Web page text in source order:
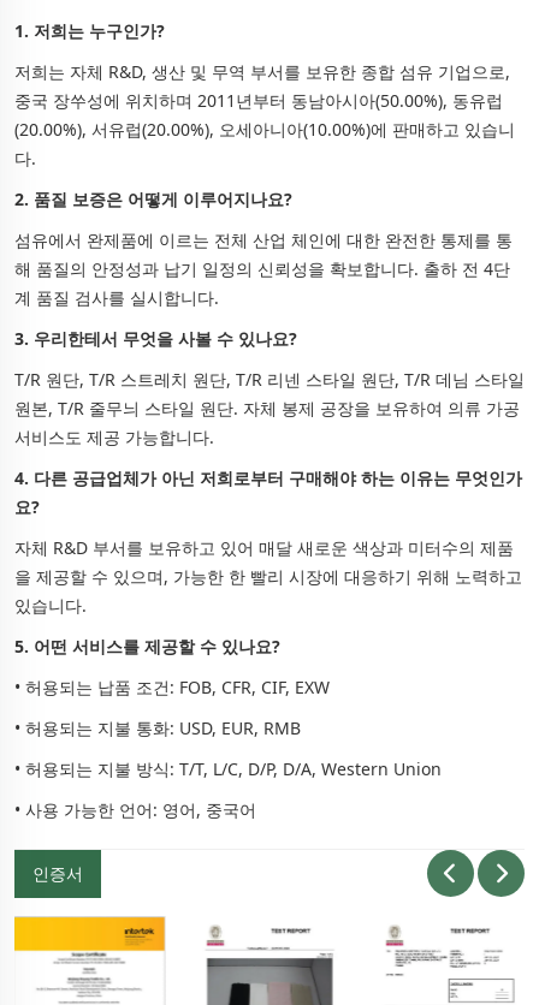
1. 저희는 누구인가?
저희는 자체 R&D, 생산 및 무역 부서를 보유한 종합 섬유 기업으로,
중국 장쑤성에 위치하며 2011년부터 동남아시아(50.00%), 동유럽
(20.00%), 서유럽(20.00%), 오세아니아(10.00%)에 판매하고 있습니
다.
2. 품질 보증은 어떻게 이루어지나요?
섬유에서 완제품에 이르는 전체 산업 체인에 대한 완전한 통제를 통
해 품질의 안정성과 납기 일정의 신뢰성을 확보합니다. 출하 전 4단
계 품질 검사를 실시합니다.
3. 우리한테서 무엇을 사볼 수 있나요?
T/R 원단, T/R 스트레치 원단, T/R 리넨 스타일 원단, T/R 데님 스타일
원본, T/R 줄무늬 스타일 원단. 자체 봉제 공장을 보유하여 의류 가공
서비스도 제공 가능합니다.
4. 다른 공급업체가 아닌 저희로부터 구매해야 하는 이유는 무엇인가
요?
자체 R&D 부서를 보유하고 있어 매달 새로운 색상과 미터수의 제품
을 제공할 수 있으며, 가능한 한 빨리 시장에 대응하기 위해 노력하고
있습니다.
5. 어떤 서비스를 제공할 수 있나요?
• 허용되는 납품 조건: FOB, CFR, CIF, EXW
• 허용되는 지불 통화: USD, EUR, RMB
• 허용되는 지불 방식: T/T, L/C, D/P, D/A, Western Union
• 사용 가능한 언어: 영어, 중국어
인증서